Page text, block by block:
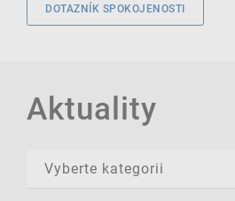
DOTAZNÍK SPOKOJENOSTI
Aktuality